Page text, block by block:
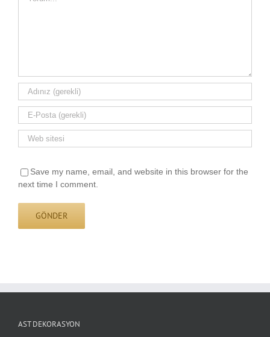
Save my name, email, and website in this browser for the
next time I comment.
AST DEKORASYON